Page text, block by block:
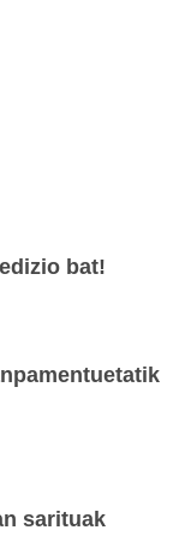
bat!
sarituak